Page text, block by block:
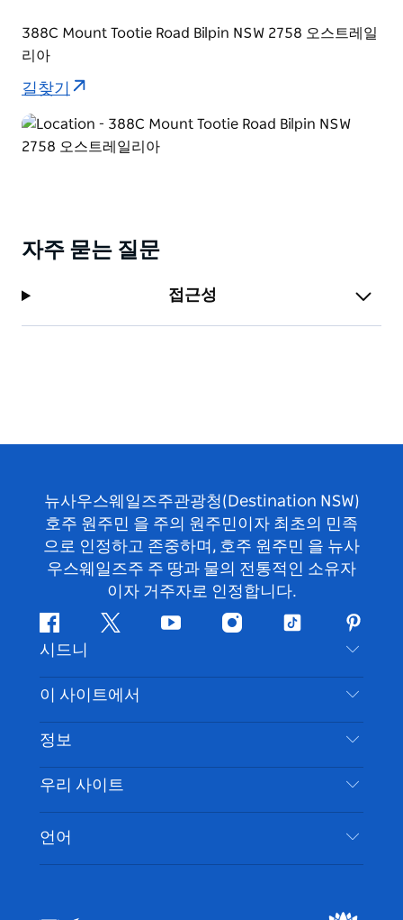
388C Mount Tootie Road Bilpin NSW 2758 오스트레일
리아
길찾기
자주 묻는 질문
접근성
뉴사우스웨일즈주관광청(Destination NSW)
호주 원주민 을 주의 원주민이자 최초의 민족
으로 인정하고 존중하며, 호주 원주민 을 뉴사
우스웨일즈주 주 땅과 물의 전통적인 소유자
이자 거주자로 인정합니다.
페
이
스
북
지
귀
다
유
브
인
타
램
틱
핀
터
레
스
트
시드니
문의하기
부인 성명
쿠키 고지
이 사이트에서
목적지
할 일
이벤트
숙소
정보
여행 정보
시드니 접근성
귀하의 사업을 등록하세요
우리 사이트
언어